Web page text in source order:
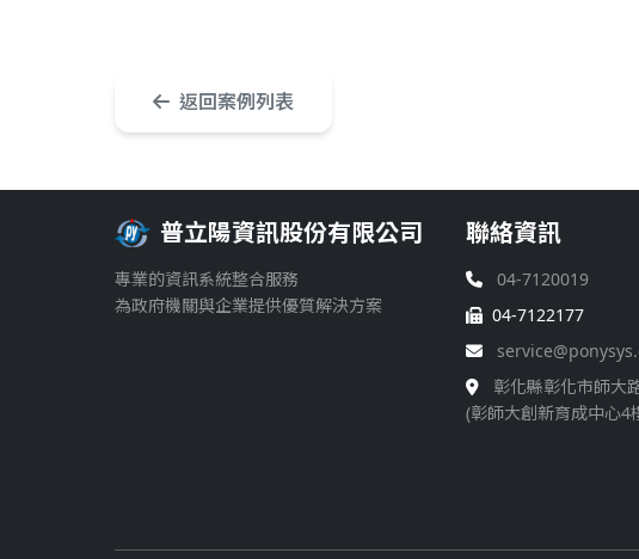
返回案例列表
普立陽資訊股份有限公司
專業的資訊系統整合服務
為政府機關與企業提供優質解決方案
聯絡資訊
04-7120019
04-7122177
彰化縣彰化市師大
(彰師大創新育成中心4